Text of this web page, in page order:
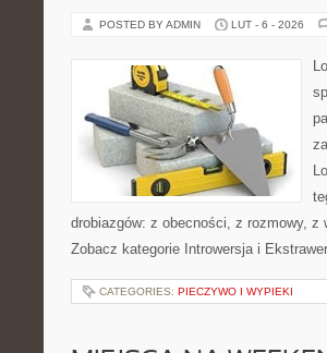
POSTED BY ADMIN LUT - 6 - 2026
drobiazgów: z obecności, z rozmowy,
Zobacz kategorie Introwersja i
CATEGORIES: PIECZYWO I WYPIEKI